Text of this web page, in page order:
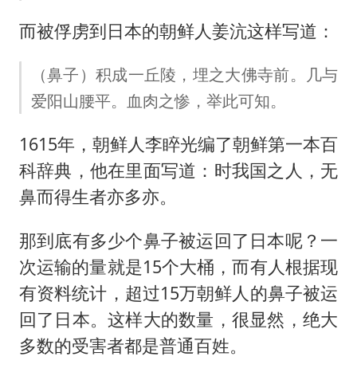
而被俘虏到日本的朝鲜人姜沆这样写道：
（鼻子）积成一丘陵，埋之大佛寺前。几与
爱阳山腰平。血肉之惨，举此可知。
1615年，朝鲜人李睟光编了朝鲜第一本百
科辞典，他在里面写道：时我国之人，无
鼻而得生者亦多亦。
那到底有多少个鼻子被运回了日本呢？一
次运输的量就是15个大桶，而有人根据现
有资料统计，超过15万朝鲜人的鼻子被运
回了日本。这样大的数量，很显然，绝大
多数的受害者都是普通百姓。